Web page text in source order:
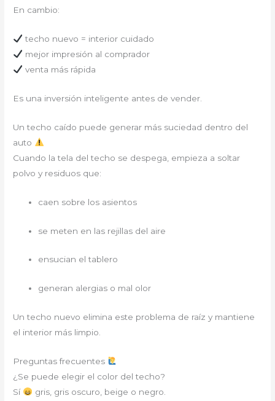
En cambio:
techo nuevo = interior cuidado
mejor impresión al comprador
venta más rápida
Es una inversión inteligente antes de vender.
Un techo caído puede generar más suciedad dentro del
auto
Cuando la tela del techo se despega, empieza a soltar
polvo y residuos que:
caen sobre los asientos
se meten en las rejillas del aire
ensucian el tablero
generan alergias o mal olor
Un techo nuevo elimina este problema de raíz y mantiene
el interior más limpio.
Preguntas frecuentes
¿Se puede elegir el color del techo?
Sí
gris, gris oscuro, beige o negro.